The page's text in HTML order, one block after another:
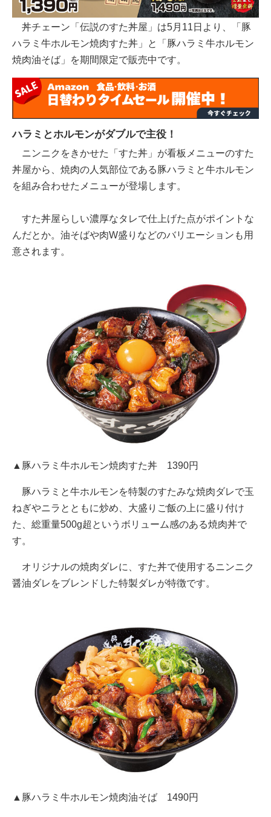
丼チェーン「伝説のすた丼屋」は5月11日より、「豚
ハラミ牛ホルモン焼肉すた丼」と「豚ハラミ牛ホルモン
焼肉油そば」を期間限定で販売中です。
ハラミとホルモンがダブルで主役！
ニンニクをきかせた「すた丼」が看板メニューのすた
丼屋から、焼肉の人気部位である豚ハラミと牛ホルモン
を組み合わせたメニューが登場します。
すた丼屋らしい濃厚なタレで仕上げた点がポイントな
んだとか。油そばや肉W盛りなどのバリエーションも用
意されます。
▲豚ハラミ牛ホルモン焼肉すた丼 1390円
豚ハラミと牛ホルモンを特製のすたみな焼肉ダレで玉
ねぎやニラとともに炒め、大盛りご飯の上に盛り付け
た、総重量500g超というボリューム感のある焼肉丼で
す。
オリジナルの焼肉ダレに、すた丼で使用するニンニク
醤油ダレをブレンドした特製ダレが特徴です。
▲豚ハラミ牛ホルモン焼肉油そば 1490円